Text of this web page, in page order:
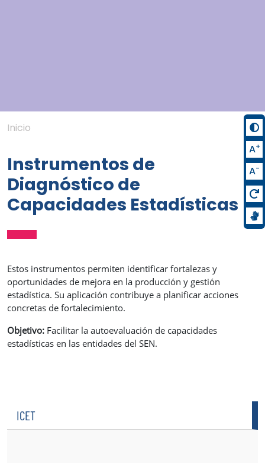
Inicio
Instrumentos de
Diagnóstico de
Capacidades Estadísticas
Estos instrumentos permiten identificar fortalezas y
oportunidades de mejora en la producción y gestión
estadística. Su aplicación contribuye a planificar acciones
concretas de fortalecimiento.
Objetivo: Facilitar la autoevaluación de capacidades
estadísticas en las entidades del SEN.
ICET
A+
A-